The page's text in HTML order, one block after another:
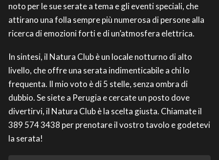
noto per le sue serate a tema e gli eventi speciali, che
attirano una folla sempre più numerosa di persone alla
ricerca di emozioni forti e di un’atmosfera elettrica.
In sintesi, il Natura Club è un locale notturno di alto
livello, che offre una serata indimenticabile a chi lo
frequenta. Il mio voto è di 5 stelle, senza ombra di
dubbio. Se siete a Perugia e cercate un posto dove
divertirvi, il Natura Club è la scelta giusta. Chiamate il
389 574 3438 per prenotare il vostro tavolo e godetevi
la serata!